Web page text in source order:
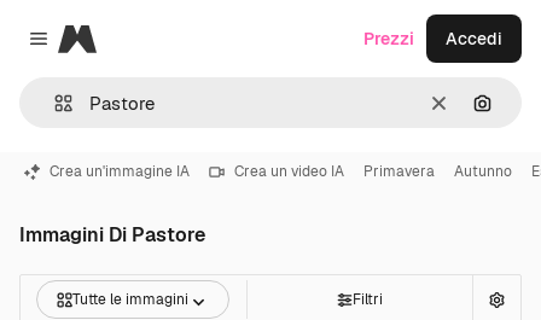
Close menu
Magnific
CancellaCerca
Prezzi Accedi
Crea un'immagine IA Crea un video IA Primavera Autunno
Immagini Di Pastore
Tutte le immagini Filtri